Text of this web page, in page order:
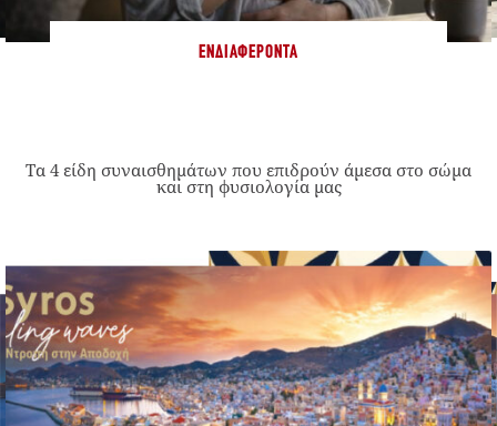
ΕΝΔΙΑΦΈΡΟΝΤΑ
Τα 4 είδη συναισθημάτων που επιδρούν άμεσα στο σώμα
και στη φυσιολογία μας